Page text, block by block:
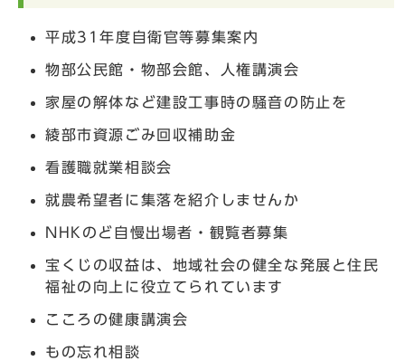
平成31年度自衛官等募集案内
物部公民館・物部会館、人権講演会
家屋の解体など建設工事時の騒音の防止を
綾部市資源ごみ回収補助金
看護職就業相談会
就農希望者に集落を紹介しませんか
NHKのど自慢出場者・観覧者募集
宝くじの収益は、地域社会の健全な発展と住民
福祉の向上に役立てられています
こころの健康講演会
もの忘れ相談